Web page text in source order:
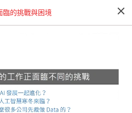
科學家的 12 堂心法養成課
人人好像都需要會一點運用
透過 12 + X 堂課程，內容
展脈絡以及一個資料專案起
構全面的資料分析心法。
臨的挑戰與困境 close